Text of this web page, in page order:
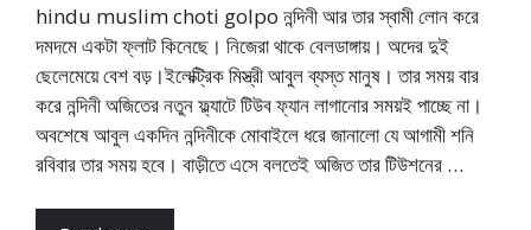
hindu muslim choti golpo নন্দিনী আর তার স্বামী লোন করে
দমদমে একটা ফ্লাট কিনেছে। নিজেরা থাকে বেলডাঙ্গায়। অদের দুই
ছেলেমেয়ে বেশ বড়।ইলেক্ট্রিক মিস্ত্রী আবুল ব্যস্ত মানুষ। তার সময় বার
করে নন্দিনী অজিতের নতুন ফ্ল্যাটে টিউব ফ্যান লাগানোর সময়ই পাচ্ছে না।
অবশেষে আবুল একদিন নন্দিনীকে মোবাইলে ধরে জানালো যে আগামী শনি
রবিবার তার সময় হবে। বাড়ীতে এসে বলতেই অজিত তার টিউশনের …